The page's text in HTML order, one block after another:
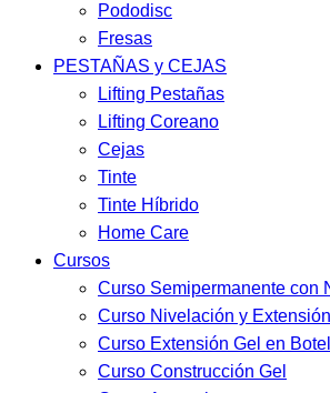
Pododisc
Fresas
PESTAÑAS y CEJAS
Lifting Pestañas
Lifting Coreano
Cejas
Tinte
Tinte Híbrido
Home Care
Cursos
Curso Semipermanente con
Curso Nivelación y
Curso Extensión Gel en
Curso Construcción Gel